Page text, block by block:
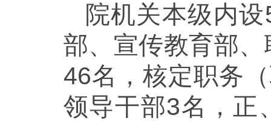
院机关本级内
部、宣传教育部
46名，核定职务
领导干部3名，正